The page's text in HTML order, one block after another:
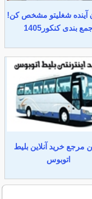
آینده شغلیتو مشخص کن!
بندی کنکور1405
مرجع خرید آنلاین بلیط
اتوبوس